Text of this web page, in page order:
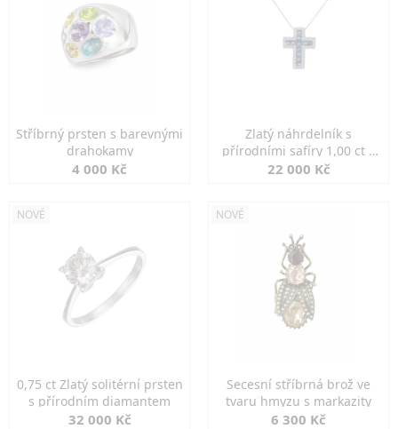
Stříbrný prsten s barevnými
drahokamy
4 000 Kč
Zlatý náhrdelník s
přírodními safíry 1,00 ct a
diamanty
22 000 Kč
NOVÉ
0,75 ct Zlatý solitérní prsten
s přírodním diamantem
32 000 Kč
NOVÉ
Secesní stříbrná brož ve
tvaru hmyzu s markazity
6 300 Kč